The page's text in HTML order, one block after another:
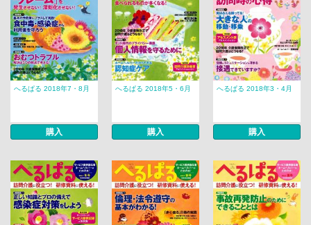
へるぱる 2018年7・8月
購入
へるぱる 2018年5・6月
購入
へるぱる 2018年3・4月
購入